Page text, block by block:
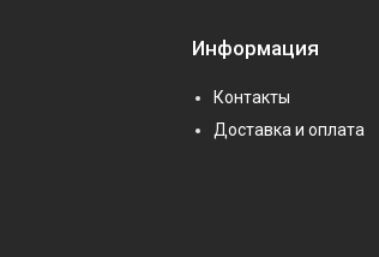
Информация
Контакты
Доставка и оплата